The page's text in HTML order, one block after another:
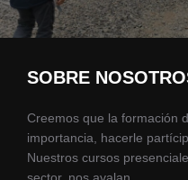
SOBRE
Creemos que la formación
importancia, hacerle
Nuestros cursos
sector, nos avalan.